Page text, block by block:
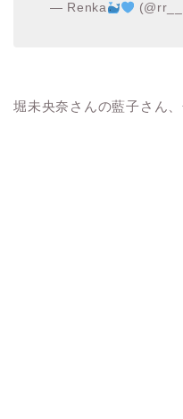
— Renka
堀未央奈さんの藍子さん